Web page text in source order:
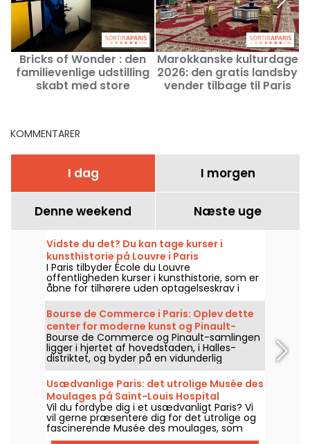
Bricks of Wonder : den
familievenlige udstilling
skabt med store
Marokkanske kulturdage
2026: den gratis landsby
vender tilbage til Paris
KOMMENTARER
I dag I morgen
Denne weekend Næste uge
Vidste du det? Du kan tage kurser i
kunsthistorie på Louvre i Paris
I Paris tilbyder École du Louvre
offentligheden kurser i kunsthistorie, som er
åbne for tilhørere uden optagelseskrav i
hjertet af Louvre-paladset hvert år fra
september til juni. Gratis foredrag tilbydes
også lejlighedsvis af museet. Det gør dig til
en sand ekspert i kunsthistorie!
Bourse de Commerce i Paris: Oplev dette
center for moderne kunst og Pinault-
samlingen
Bourse de Commerce og Pinault-samlingen
ligger i hjertet af hovedstaden, i Halles-
distriktet, og byder på en vidunderlig
spadseretur gennem moderne kunstværker.
Her er alt, hvad du skal vide, før du besøger
dette kunstcenter.
Usædvanlige Paris: det utrolige Musée des
Moulages på Saint-Louis Hospital
Vil du fordybe dig i et usædvanligt Paris? Vi
vil gerne præsentere dig for det utrolige og
fascinerende Musée des moulages, som
ligger i hjertet af Hôpital Saint-Louis. Hvad er